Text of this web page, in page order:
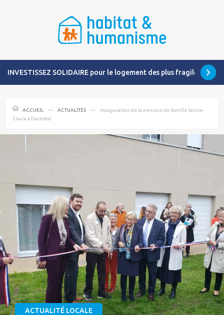
INVESTISSEZ SOLIDAIRE pour le logement des plus fragiles
ACCUEIL ACTUALITÉS
Inauguration de la pension de famille Sainte-
Claire à Darnétal
ACTUALITÉ LOCALE